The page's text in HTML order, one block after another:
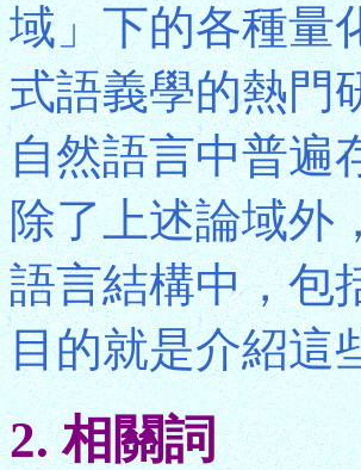
域」下的各種量
式語義學的熱門
自然語言中普遍
除了上述論域外
語言結構中，包
目的就是介紹這
2. 相關詞